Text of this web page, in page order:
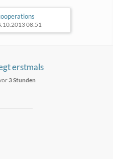
08:51
erstmals
3 Stunden